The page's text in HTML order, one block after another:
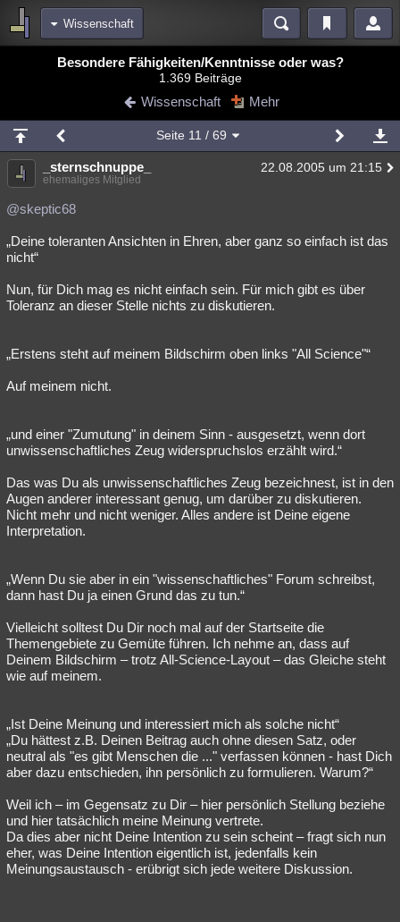
Wissenschaft
Blogs Videos
Chat Wiki Neuigkeiten
meine Rubriken
Menschen Wissenschaft Mystery Kriminalfälle
Spiritualität
Natur Umfragen Unterhaltung
Philosophie Träume Orte Esoterik Literatur
Übersichten
Lesenswert Schlüsselwörter
Besondere Fähigkeiten/Kenntnisse oder was?
1.369 Beiträge
Wissenschaft Mehr
Seite 11 / 69
_sternschnuppe_ 22.08.2005 um 21:15
ehemaliges Mitglied
@skeptic68
„Deine toleranten Ansichten in Ehren, aber ganz so einfach ist das
nicht“
Nun, für Dich mag es nicht einfach sein. Für mich gibt es über
Toleranz an dieser Stelle nichts zu diskutieren.
„Erstens steht auf meinem Bildschirm oben links "All Science"“
Auf meinem nicht.
„und einer "Zumutung" in deinem Sinn - ausgesetzt, wenn dort
unwissenschaftliches Zeug widerspruchslos erzählt wird.“
Das was Du als unwissenschaftliches Zeug bezeichnest, ist in den
Augen anderer interessant genug, um darüber zu diskutieren.
Nicht mehr und nicht weniger. Alles andere ist Deine eigene
Interpretation.
„Wenn Du sie aber in ein "wissenschaftliches" Forum schreibst,
dann hast Du ja einen Grund das zu tun.“
Vielleicht solltest Du Dir noch mal auf der Startseite die
Themengebiete zu Gemüte führen. Ich nehme an, dass auf
Deinem Bildschirm – trotz All-Science-Layout – das Gleiche steht
wie auf meinem.
„Ist Deine Meinung und interessiert mich als solche nicht“
„Du hättest z.B. Deinen Beitrag auch ohne diesen Satz, oder
neutral als "es gibt Menschen die ..." verfassen können - hast Dich
aber dazu entschieden, ihn persönlich zu formulieren. Warum?“
Weil ich – im Gegensatz zu Dir – hier persönlich Stellung beziehe
und hier tatsächlich meine Meinung vertrete.
Da dies aber nicht Deine Intention zu sein scheint – fragt sich nun
eher, was Deine Intention eigentlich ist, jedenfalls kein
Meinungsaustausch - erübrigt sich jede weitere Diskussion.